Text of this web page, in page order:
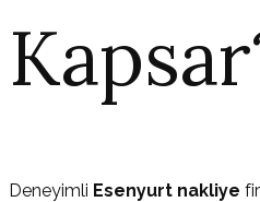
Deneyimli Esenyurt nakliye